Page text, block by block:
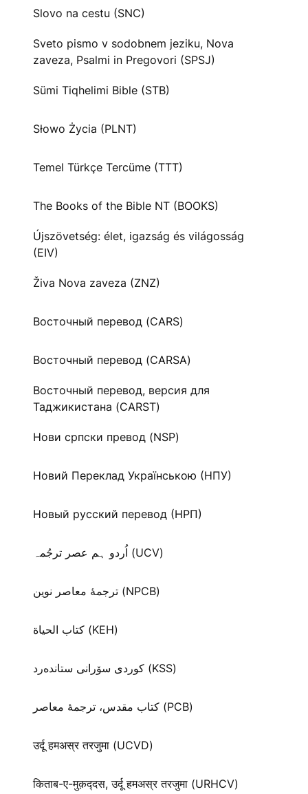
Slovo na cestu (SNC)
Sveto pismo v sodobnem jeziku, Nova
zaveza, Psalmi in Pregovori (SPSJ)
Sümi Tiqhelimi Bible (STB)
Słowo Życia (PLNT)
Temel Türkçe Tercüme (TTT)
The Books of the Bible NT (BOOKS)
Újszövetség: élet, igazság és világosság
(EIV)
Živa Nova zaveza (ZNZ)
Восточный перевод (CARS)
Восточный перевод (CARSA)
Восточный перевод, версия для
Таджикистана (CARST)
Нови српски превод (NSP)
Новий Переклад Українською (НПУ)
Новый русский перевод (НРП)
اُردو ہم عصر ترجُمہ (UCV)
ترجمۀ معاصر نوین (NPCB)
كتاب الحياة (KEH)
كوردی سۆرانی ستانده‌رد (KSS)
کتاب مقدس، ترجمۀ معاصر (PCB)
उर्दू हमअस्र तरजुमा (UCVD)
किताब-ए-मुक़द्‍दस, उर्दू हमअस्र तरजुमा (URHCV)